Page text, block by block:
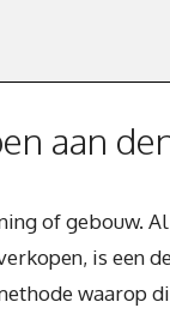
aan
of gebouw.
is een
waarop